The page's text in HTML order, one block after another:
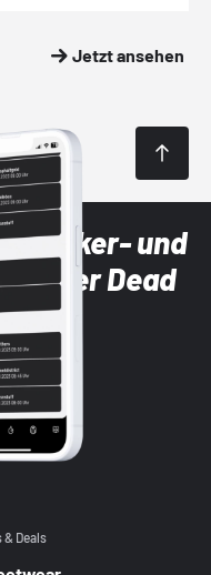
Jetzt ansehen
und
der Dead
& Deals